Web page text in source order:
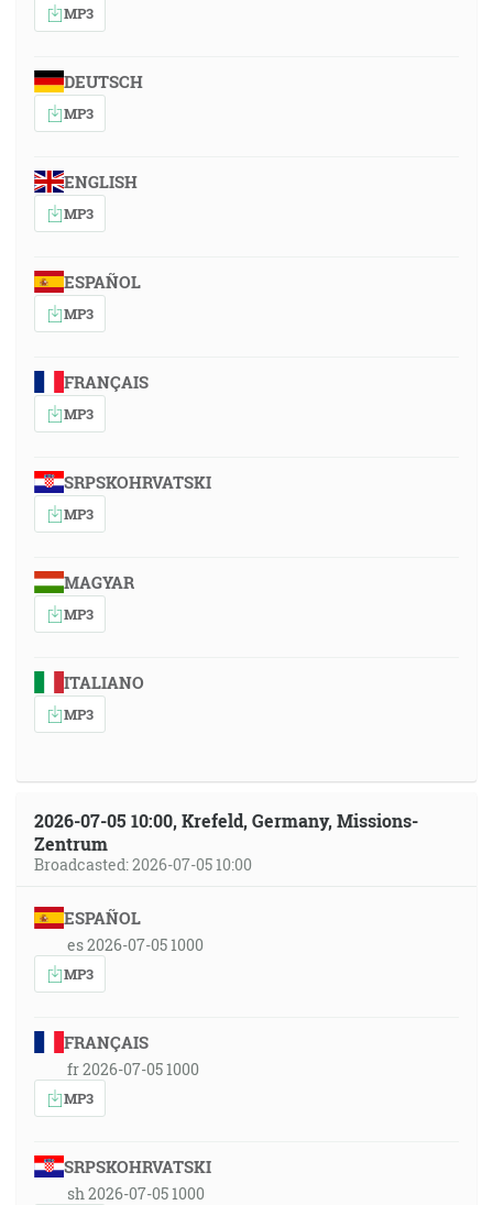
MP3
DEUTSCH
MP3
ENGLISH
MP3
ESPAÑOL
MP3
FRANÇAIS
MP3
SRPSKOHRVATSKI
MP3
MAGYAR
MP3
ITALIANO
MP3
2026-07-05 10:00, Krefeld, Germany, Missions-
Zentrum
Broadcasted: 2026-07-05 10:00
ESPAÑOL
es 2026-07-05 1000
MP3
FRANÇAIS
fr 2026-07-05 1000
MP3
SRPSKOHRVATSKI
sh 2026-07-05 1000